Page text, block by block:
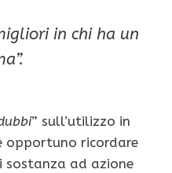
in chi ha un
” sull’utilizzo in
opportuno ricordare
so­stanza ad azione